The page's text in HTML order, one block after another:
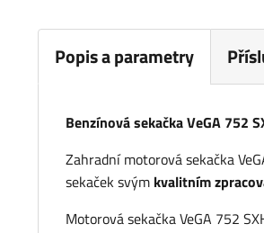
Popis a parametry
Benzínová sekačka VeGA 752
Zahradní motorová sekačka
sekaček svým kvalitním
Motorová sekačka VeGA 752